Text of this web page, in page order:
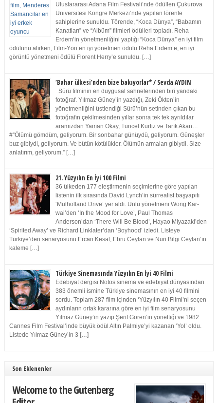
Uluslararası Adana Film Festivali’nde ödüllen Çukurova
Üniversitesi Kongre Merkezi’nde yapılan törenle
sahiplerine sunuldu. Törende, “Koca Dünya”, “Babamın
Kanatları” ve “Albüm” filmleri ödülleri topladı. Reha
Erdem’in yönetmenliğini yaptığı “Koca Dünya” en iyi film
ödülünü alırken, Film-Yön en iyi yönetmen ödülü Reha Erdem’e, en iyi
görüntü yönetmeni ödülü Florent Herry’e sunuldu. […]
‘Bahar ülkesi’nden bize bakıyorlar* / Sevda AYDIN
Sürü filminin en duygusal sahnelerinden biri yandaki
fotoğraf. Yılmaz Güney’in yazdığı, Zeki Ökten’in
yönetmenliğini üstlendiği Sürü’nün setinden çıkan bu
fotoğrafın çekilmesinden yıllar sonra tek tek ayrıldılar
aramızdan Yaman Okay, Tuncel Kurtiz ve Tarık Akan…
#”Ölümü gömdüm, geliyorum. Bir sonbahar günüydü, geliyorum. Güneşler
buz gibiydi, geliyorum. Ve bütün kötülükler. Ölümün armaları gibiydi. Size
anlatırım, geliyorum.” […]
21. Yüzyılın En İyi 100 Filmi
36 ülkeden 177 eleştirmenin seçimlerine göre yapılan
listenin ilk sırasında David Lynch’in sürrealist başyapıtı
‘Mulholland Drive’ yer aldı. Ünlü yönetmeni Wong Kar-
wai’den ‘In the Mood for Love’, Paul Thomas
Anderson’dan ‘There Will Be Blood’, Hayao Miyazaki’den
‘Spirited Away’ ve Richard Linklater’dan ‘Boyhood’ izledi. Listeye
Türkiye’den senaryosunu Ercan Kesal, Ebru Ceylan ve Nuri Bilgi Ceylan’ın
kaleme […]
Türkiye Sinemasında Yüzyılın En İyi 40 Filmi
Edebiyat dergisi Notos sinema ve edebiyat dünyasından
383 önemli ismine Türkiye sinemasının en iyi 40 filmini
sordu. Toplam 287 film içinden ‘Yüzyılın 40 Filmi’ni seçen
aydınların ortak kararına göre en iyi film senaryosunu
Yılmaz Güney’in yazıp Şerif Gören’in yönettiği ve 1982
Cannes Film Festival’inde büyük ödül Altın Palmiye’yi kazanan ‘Yol’ oldu.
Listede Yılmaz Güney’in 3 […]
Son Eklenenler
Welcome to the Gutenberg